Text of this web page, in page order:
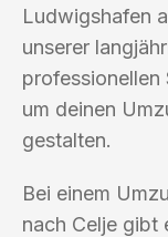
Ludwigshafen
unserer
professionellen
um deinen
gestalten.
Bei einem
nach Celje gibt